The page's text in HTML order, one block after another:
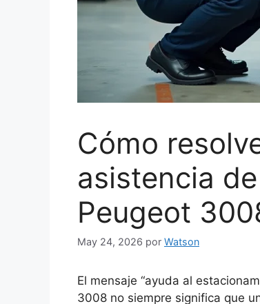
Cómo
asistencia
Peugeot
May 24, 2026 por Watson
El mensaje “ayuda al
3008 no siempre significa que